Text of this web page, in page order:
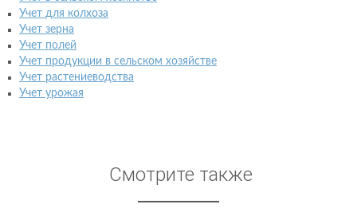
Учет для колхоза
Учет зерна
Учет полей
Учет продукции в сельском хозяйстве
Учет растениеводства
Учет урожая
Смотрите также